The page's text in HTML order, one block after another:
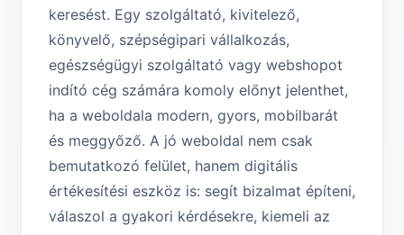
keresést. Egy szolgáltató, kivitelező,
könyvelő, szépségipari vállalkozás,
egészségügyi szolgáltató vagy webshopot
indító cég számára komoly előnyt jelenthet,
ha a weboldala modern, gyors, mobilbarát
és meggyőző. A jó weboldal nem csak
bemutatkozó felület, hanem digitális
értékesítési eszköz is: segít bizalmat építeni,
válaszol a gyakori kérdésekre, kiemeli az